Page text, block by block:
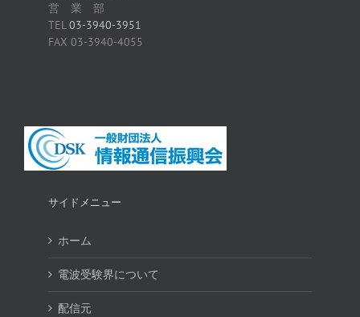
営 業 部
TEL03-3940-3951
FAX 03-3940-4055
サイドメニュー
ホーム
電波受験界について
配信元